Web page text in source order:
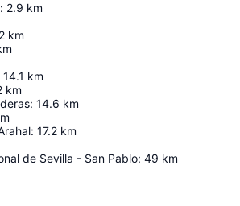
: 2.9 km
km
14.1 km
km
: 14.6 km
: 17.2 km
de Sevilla - San Pablo: 49 km